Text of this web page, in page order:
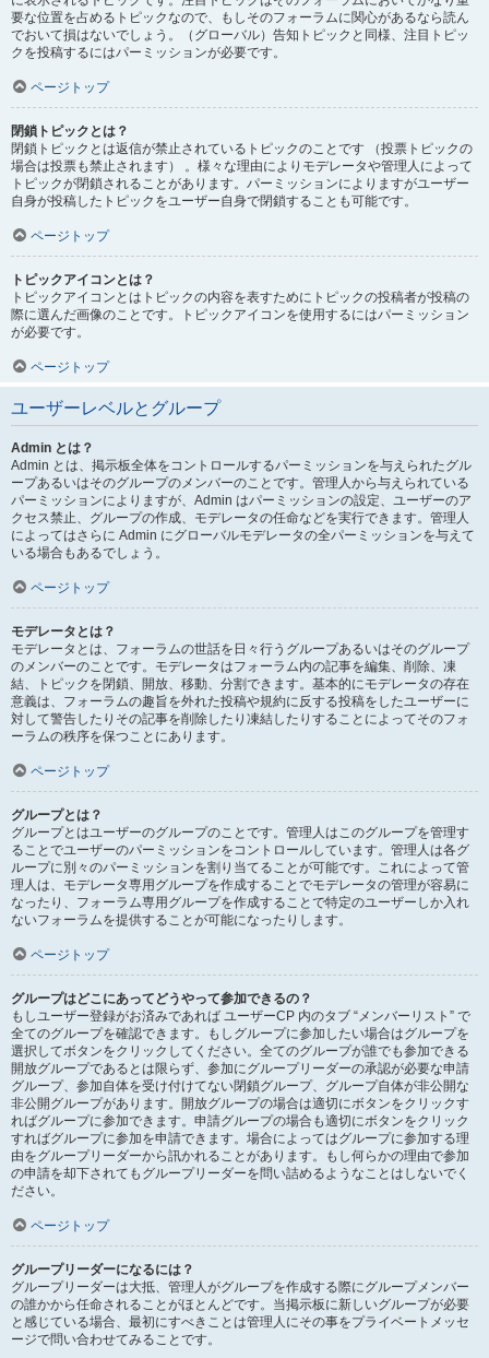
要な位置を占めるトピックなので、もしそのフォーラムに関心があるなら読ん
でおいて損はないでしょう。（グローバル）告知トピックと同様、注目トピッ
クを投稿するにはパーミッションが必要です。
ページトップ
閉鎖トピックとは？
閉鎖トピックとは返信が禁止されているトピックのことです （投票トピックの
場合は投票も禁止されます） 。様々な理由によりモデレータや管理人によって
トピックが閉鎖されることがあります。パーミッションによりますがユーザー
自身が投稿したトピックをユーザー自身で閉鎖することも可能です。
ページトップ
トピックアイコンとは？
トピックアイコンとはトピックの内容を表すためにトピックの投稿者が投稿の
際に選んだ画像のことです。トピックアイコンを使用するにはパーミッション
が必要です。
ページトップ
ユーザーレベルとグループ
Admin とは？
Admin とは、掲示板全体をコントロールするパーミッションを与えられたグル
ープあるいはそのグループのメンバーのことです。管理人から与えられている
パーミッションによりますが、Admin はパーミッションの設定、ユーザーのア
クセス禁止、グループの作成、モデレータの任命などを実行できます。管理人
によってはさらに Admin にグローバルモデレータの全パーミッションを与えて
いる場合もあるでしょう。
ページトップ
モデレータとは？
モデレータとは、フォーラムの世話を日々行うグループあるいはそのグループ
のメンバーのことです。モデレータはフォーラム内の記事を編集、削除、凍
結、トピックを閉鎖、開放、移動、分割できます。基本的にモデレータの存在
意義は、フォーラムの趣旨を外れた投稿や規約に反する投稿をしたユーザーに
対して警告したりその記事を削除したり凍結したりすることによってそのフォ
ーラムの秩序を保つことにあります。
ページトップ
グループとは？
グループとはユーザーのグループのことです。管理人はこのグループを管理す
ることでユーザーのパーミッションをコントロールしています。管理人は各グ
ループに別々のパーミッションを割り当てることが可能です。これによって管
理人は、モデレータ専用グループを作成することでモデレータの管理が容易に
なったり、フォーラム専用グループを作成することで特定のユーザーしか入れ
ないフォーラムを提供することが可能になったりします。
ページトップ
グループはどこにあってどうやって参加できるの？
もしユーザー登録がお済みであれば ユーザーCP 内のタブ “メンバーリスト” で
全てのグループを確認できます。もしグループに参加したい場合はグループを
選択してボタンをクリックしてください。全てのグループが誰でも参加できる
開放グループであるとは限らず、参加にグループリーダーの承認が必要な申請
グループ、参加自体を受け付けてない閉鎖グループ、グループ自体が非公開な
非公開グループがあります。開放グループの場合は適切にボタンをクリックす
ればグループに参加できます。申請グループの場合も適切にボタンをクリック
すればグループに参加を申請できます。場合によってはグループに参加する理
由をグループリーダーから訊かれることがあります。もし何らかの理由で参加
の申請を却下されてもグループリーダーを問い詰めるようなことはしないでく
ださい。
ページトップ
グループリーダーになるには？
グループリーダーは大抵、管理人がグループを作成する際にグループメンバー
の誰かから任命されることがほとんどです。当掲示板に新しいグループが必要
と感じている場合、最初にすべきことは管理人にその事をプライベートメッセ
ージで問い合わせてみることです。